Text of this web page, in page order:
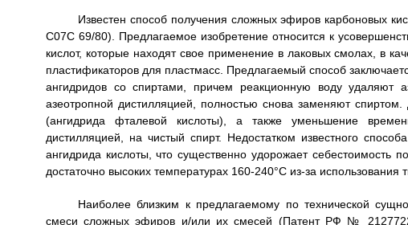
Известен способ получения сложных эфиров карбоновых
С07С 69/80). Предлагаемое изобретение относится к
кислот, которые находят свое применение в лаковых смолах, в
пластификаторов для пластмасс. Предлагаемый способ
ангидридов со спиртами, причем реакционную воду удаляют
азеотропной дистилляцией, полностью снова заменяют
(ангидрида фталевой кислоты), а также уменьшение
дистилляцией, на чистый спирт. Недостатком известного
ангидрида кислоты, что существенно удорожает себестоимость
достаточно высоких температурах 160-240°С из-за использования
Наиболее близким к предлагаемому по технической
смеси сложных эфиров и/или их смесей (Патент РФ №